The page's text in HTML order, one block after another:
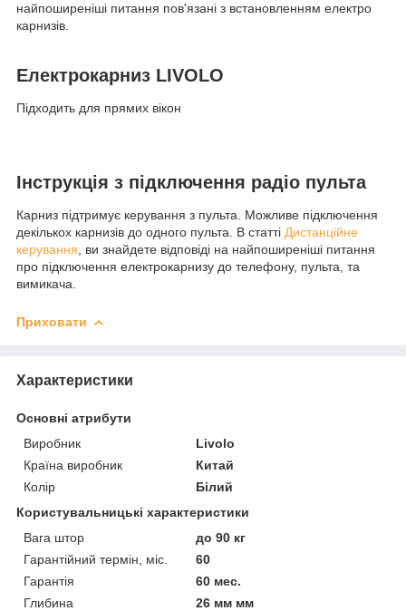
найпоширеніші питання пов'язані з встановленням електро
карнизів.
Електрокарниз LIVOLO
Підходить для прямих вікон
Інструкція з підключення радіо пульта
Карниз підтримує керування з пульта. Можливе підключення
декількох карнизів до одного пульта. В статті Дистанційне
керування , ви знайдете відповіді на найпоширеніші питання
про підключення електрокарнизу до телефону, пульта, та
вимикача.
Приховати
Характеристики
Основні атрибути
Виробник
Livolo
Країна виробник
Китай
Колір
Білий
Користувальницькі характеристики
Вага штор
до 90 кг
Гарантійний термін, міс.
60
Гарантія
60 мес.
Глибина
26 мм мм